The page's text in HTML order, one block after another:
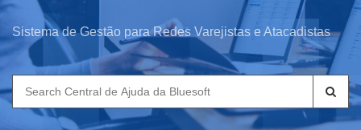
Sistema de Gestão para Redes Varejistas e Atacadistas
Search
for: